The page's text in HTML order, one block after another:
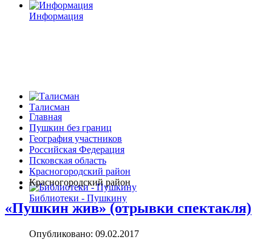
Информация
Талисман
Библиотеки - Пушкину
Главная
Пушкин без границ
География участников
Российская Федерация
Псковская область
Красногородский район
Красногородский район
«Пушкин жив» (отрывки спектакля)
Опубликовано: 09.02.2017